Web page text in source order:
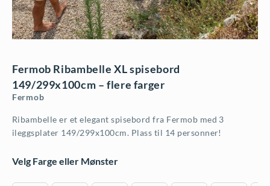
Fermob Ribambelle XL spisebord
149/299x100cm – flere farger
Fermob
Ribambelle er et elegant spisebord fra Fermob med 3
ileggsplater 149/299x100cm. Plass til 14 personner!
Velg Farge eller Mønster